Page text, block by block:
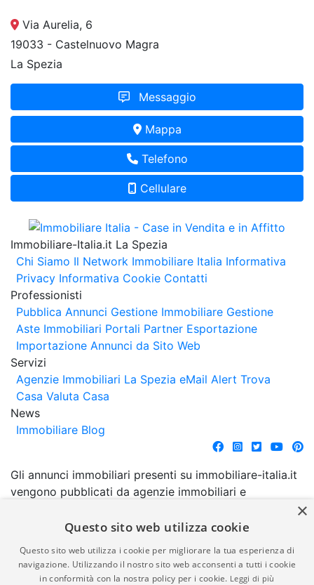
Via Aurelia, 6
19033 - Castelnuovo Magra
La Spezia
Messaggio
Mappa
Telefono
Cellulare
Immobiliare-Italia.it La Spezia
Chi Siamo Il Network Immobiliare Italia Informativa
Privacy Informativa Cookie Contatti
Professionisti
Pubblica Annunci Gestione Immobiliare Gestione
Aste Immobiliari Portali Partner Esportazione
Importazione Annunci da Sito Web
Servizi
Agenzie Immobiliari La Spezia eMail Alert Trova
Casa Valuta Casa
News
Immobiliare Blog
Gli annunci immobiliari presenti su immobiliare-italia.it
vengono pubblicati da agenzie immobiliari e
comporta l'approvazione o l'avallo da parte di
garanzia da parte di quest'ultima. immobiliare-italia.it
quindi non è responsabile della veridicità, della
×
Questo sito web utilizza cookie
Questo sito web utilizza i cookie per migliorare la tua esperienza di
navigazione. Utilizzando il nostro sito web acconsenti a tutti i cookie
in conformità con la nostra policy per i cookie. Leggi di più